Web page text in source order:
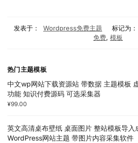
发表于： Wordpress免费主题 标记为：
免费, 模板
热门主题模板
中文wp网站下载资源站 带数据 主题模板
功能 知识付费源码 可选采集器
¥99.00
英文高清桌布壁纸 桌面图片 整站模板导入
WordPress网站主题 带图片内容采集软件